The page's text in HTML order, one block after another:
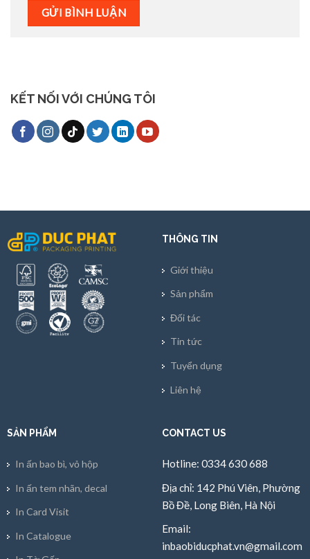
KẾT NỐI VỚI CHÚNG TÔI
THÔNG TIN
Giới thiệu
Sản phẩm
Đối tác
Tin tức
Tuyển dụng
Liên hệ
SẢN PHẨM
In ấn bao bì, vỏ hộp
In ấn tem nhãn, decal
In Card Visit
In Catalogue
CONTACT US
Hotline: 0334 630 688
Địa chỉ: 142 Phú Viên, Phường
Bồ Đề, Long Biên, Hà Nội
Email:
inbaobiducphat.vn@gmail.com